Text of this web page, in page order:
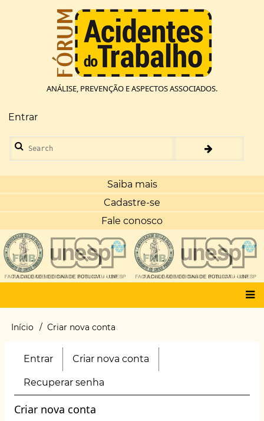
ANÁLISE, PREVENÇÃO E ASPECTOS ASSOCIADOS.
Menu
de
conta
de
usuário
Entrar
Search
Saiba mais
Cadastre-se
Fale conosco
Main
Trilha
navegação
Início Criar nova conta
Primary
Entrar Criar nova conta
ativa)
Recuperar senha
Criar nova conta